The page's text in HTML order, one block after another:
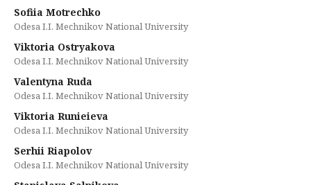
Sofiia Motrechko
Odesa I.I. Mechnikov National University
Viktoria Ostryakova
Odesa I.I. Mechnikov National University
Valentyna Ruda
Odesa I.I. Mechnikov National University
Viktoria Runieieva
Odesa I.I. Mechnikov National University
Serhii Riapolov
Odesa I.I. Mechnikov National University